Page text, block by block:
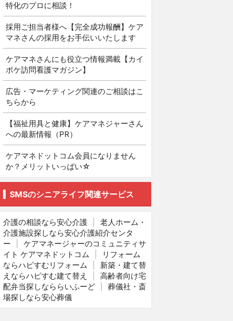
特化のプロに相談！
採用ご担当者様へ【完全成功報酬】ケア
マネさんの採用をお手伝いいたします
ケアマネさんにも役立つ情報満載【カイ
ポケ訪問看護マガジン】
広告・マーケティング関連のご相談はこ
ちらから
【福祉用具と健康】ケアマネジャーさん
への最新情報（PR）
ケアマネドットコム会員になりません
か？メリットいっぱい☆
SMSのシニアライフ関連サービス
介護の相談なら安心介護
老人ホーム・
介護施設探しなら安心介護紹介センタ
ー
ケアマネージャーのコミュニティサ
イト ケアマネドットコム
リフォーム
ならハピすむリフォーム
新築・建て替
えならハピすむ建て替え
高齢者向け宅
配弁当探しなららいふーど
葬儀社・斎
場探しなら安心葬儀